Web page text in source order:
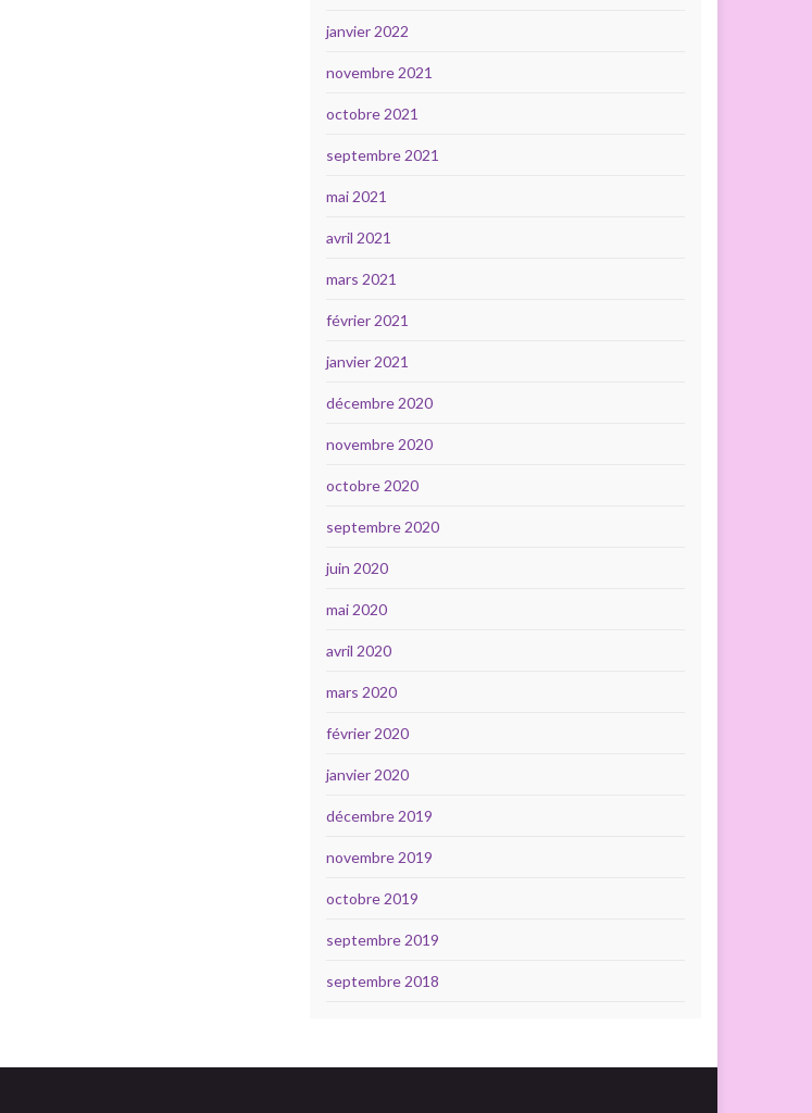
janvier 2022
novembre 2021
octobre 2021
septembre 2021
mai 2021
avril 2021
mars 2021
février 2021
janvier 2021
décembre 2020
novembre 2020
octobre 2020
septembre 2020
juin 2020
mai 2020
avril 2020
mars 2020
février 2020
janvier 2020
décembre 2019
novembre 2019
octobre 2019
septembre 2019
septembre 2018